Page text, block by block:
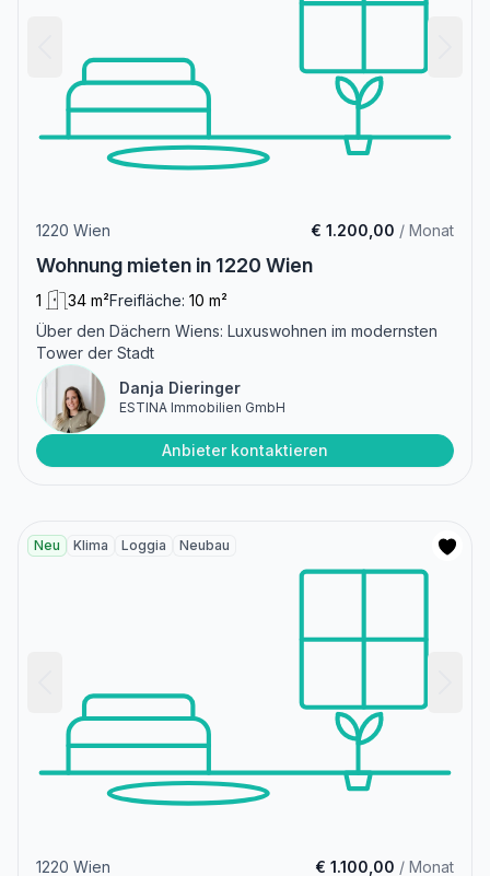
1220 Wien € 1.200,00 / Monat
Wohnung mieten in 1220 Wien
1 34 m²Freifläche: 10 m²
Über den Dächern Wiens: Luxuswohnen im modernsten
Tower der Stadt
Danja Dieringer
ESTINA Immobilien GmbH
Anbieter kontaktieren
Neu Klima Loggia Neubau
1220 Wien € 1.100,00 / Monat